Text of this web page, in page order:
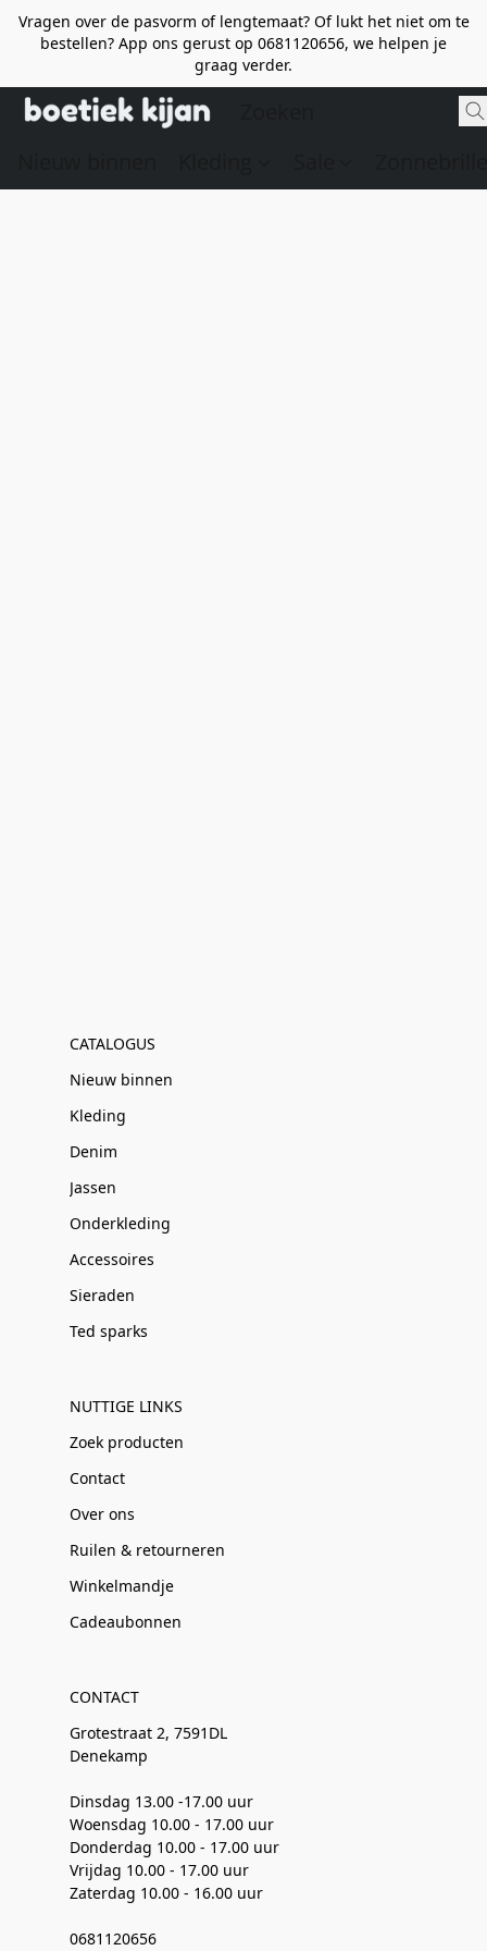
Vragen over de pasvorm of lengtemaat? Of lukt het niet om te
bestellen? App ons gerust op 0681120656, we helpen je
graag verder.
CATALOGUS
Nieuw binnen
Kleding
Denim
Jassen
Onderkleding
Accessoires
Sieraden
Ted sparks
NUTTIGE LINKS
Zoek producten
Contact
Over ons
Ruilen & retourneren
Winkelmandje
Cadeaubonnen
CONTACT
Grotestraat 2, 7591DL
Denekamp
Dinsdag 13.00 -17.00 uur
Woensdag 10.00 - 17.00 uur
Donderdag 10.00 - 17.00 uur
Vrijdag 10.00 - 17.00 uur
Zaterdag 10.00 - 16.00 uur
0681120656